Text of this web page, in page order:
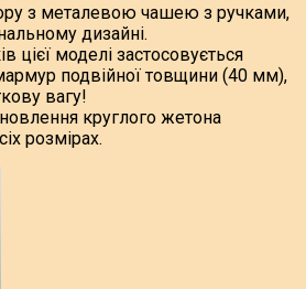
з металевою чашею з ручками,
дизайні.
цієї моделі застосовується
подвійної товщини (40 мм),
вагу!
круглого жетона
розмірах.